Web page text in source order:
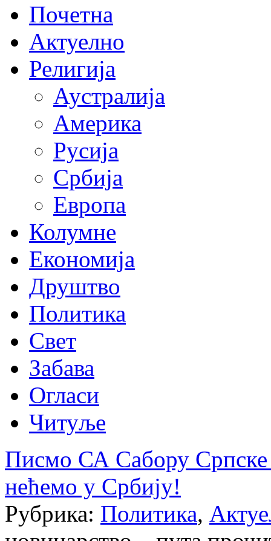
Почетна
Актуелно
Религија
Аустралија
Америка
Русија
Србија
Европа
Колумне
Економија
Друштво
Политика
Свет
Забава
Огласи
Читуље
Писмо СА Сабору Српске
нећемо у Србију!
Рубрика: Политика,